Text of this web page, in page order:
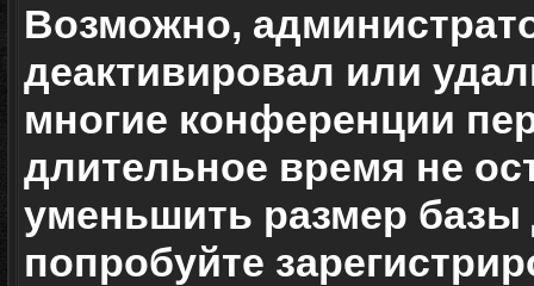
Возможно,
деактивировал или
многие конференции
длительное время не
уменьшить размер
попробуйте